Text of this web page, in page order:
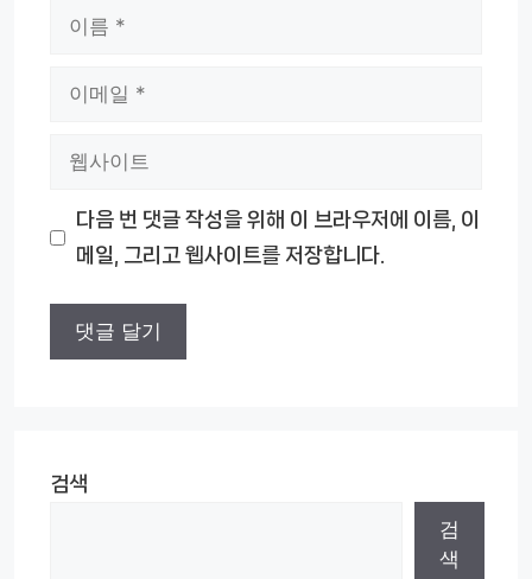
다음 번 댓글 작성을 위해 이 브라우저에 이름, 이
메일, 그리고 웹사이트를 저장합니다.
검색
검
색